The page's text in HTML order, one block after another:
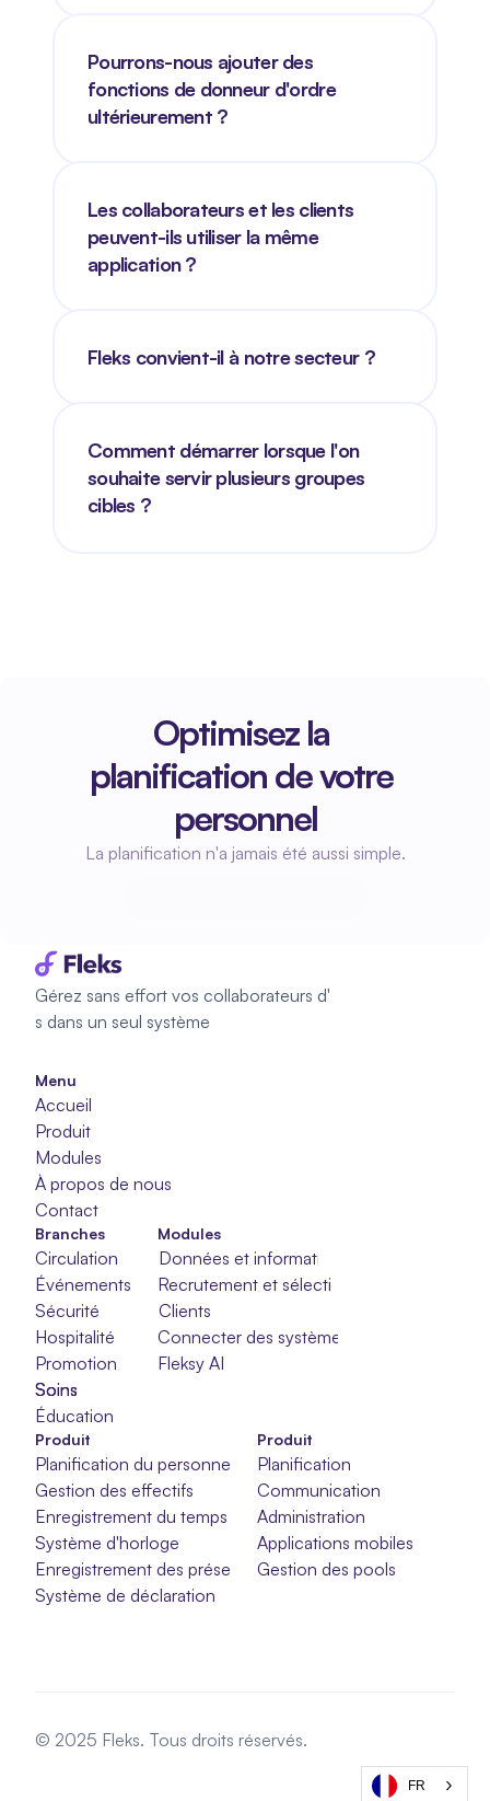
Pourrons-nous ajouter des
fonctions de donneur d'ordre
ultérieurement ?
Les collaborateurs et les clients
peuvent-ils utiliser la même
application ?
Fleks convient-il à notre secteur ?
Comment démarrer lorsque l'on
souhaite servir plusieurs groupes
cibles ?
Optimisez la
planification de votre
personnel
La planification n'a jamais été aussi simple.
Gérez sans effort vos collaborateurs d'
s dans un seul système
Menu
Accueil
Produit
Modules
À propos de nous
Contact
Modules
Données et informations
Recrutement et sélection
Clients
Connecter des systèmes
Fleksy AI
Branches
Circulation
Événements
Sécurité
Hospitalité
Promotion
Soins
Soins
Soins
Éducation
Produit
Planification du personnel
Gestion des effectifs
Enregistrement du temps
Système d'horloge
Enregistrement des présences
Système de déclaration
Planification
Communication
Administration
Applications mobiles
Gestion des pools
Produit
© 2025 Fleks. Tous droits réservés.
FR